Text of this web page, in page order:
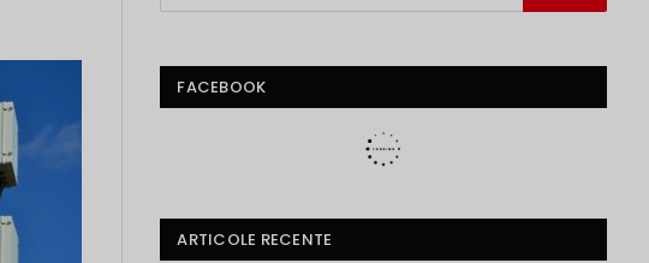
FACEBOOK
ARTICOLE RECENTE